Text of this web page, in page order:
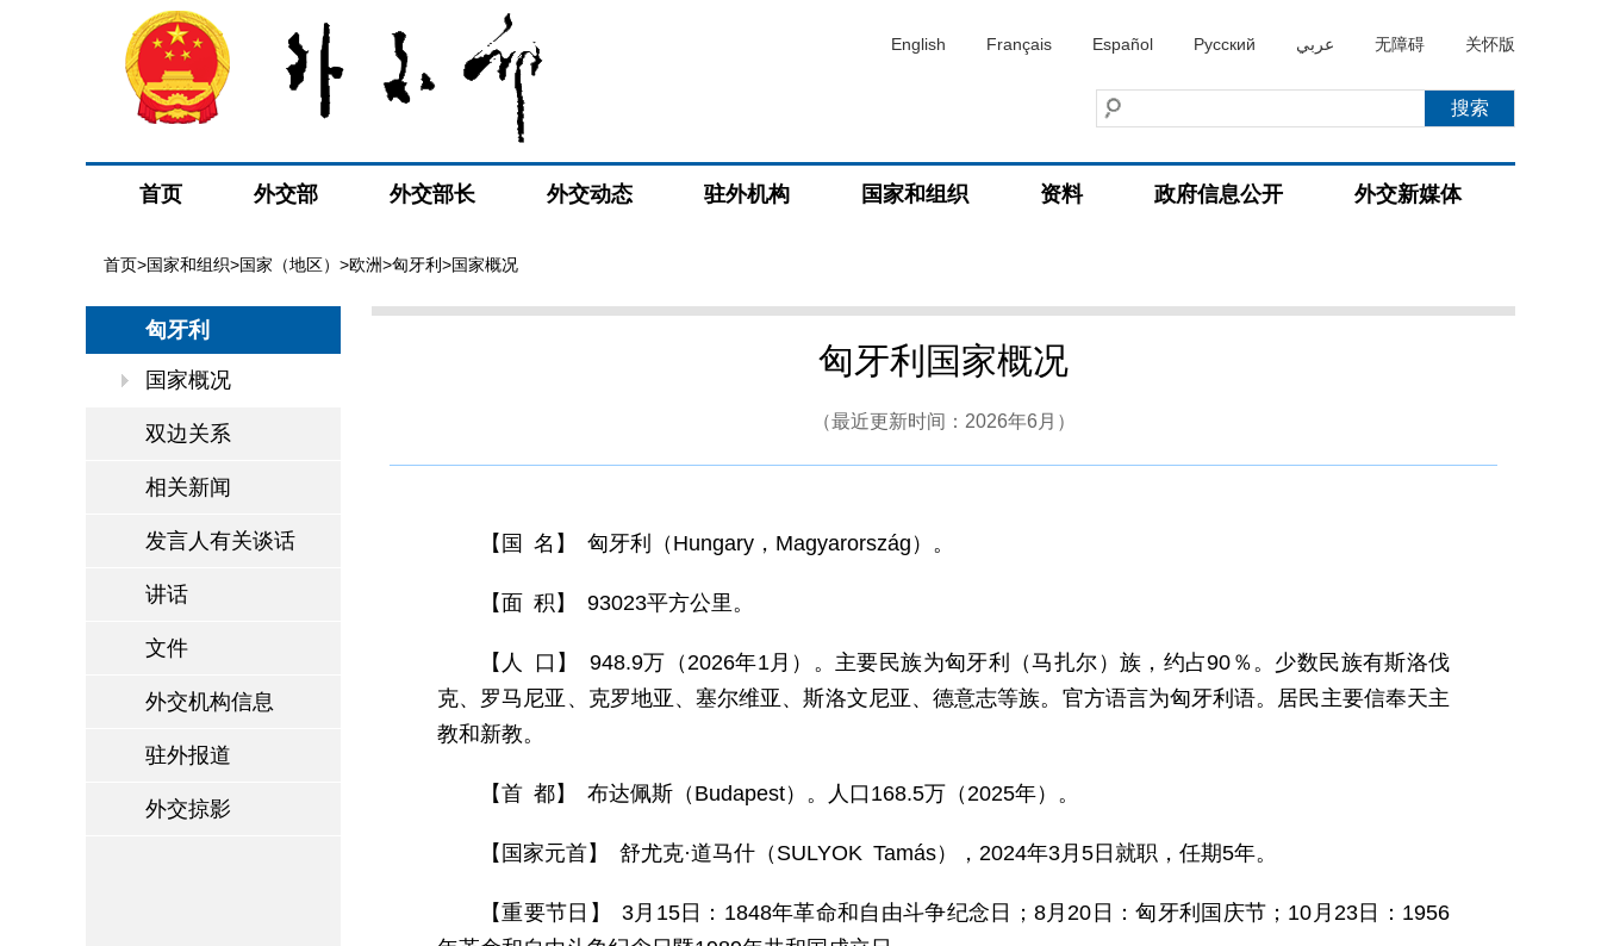
English Français Español Русский عربي 无障碍 关怀版
首页 外交部 外交部长 外交动态 驻外机构 国家和组织 资料 政府信息公开 外交新媒体
首页>国家和组织>国家（地区） >欧洲>匈牙利 >国家概况
匈牙利
国家概况
双边关系
相关新闻
发言人有关谈话
讲话
文件
外交机构信息
驻外报道
外交掠影
匈牙利国家概况
（最近更新时间：2026年6月）
【国 名】 匈牙利（Hungary，Magyarország）。
【面 积】 93023平方公里。
【人 口】 948.9万（2026年1月）。主要民族为匈牙利（马扎尔）族，约占90％。少数民族有斯洛伐
克、罗马尼亚、克罗地亚、塞尔维亚、斯洛文尼亚、德意志等族。官方语言为匈牙利语。居民主要信奉天主
教和新教。
【首 都】 布达佩斯（Budapest）。人口168.5万（2025年）。
【国家元首】 舒尤克·道马什（SULYOK Tamás），2024年3月5日就职，任期5年。
【重要节日】 3月15日：1848年革命和自由斗争纪念日；8月20日：匈牙利国庆节；10月23日：1956